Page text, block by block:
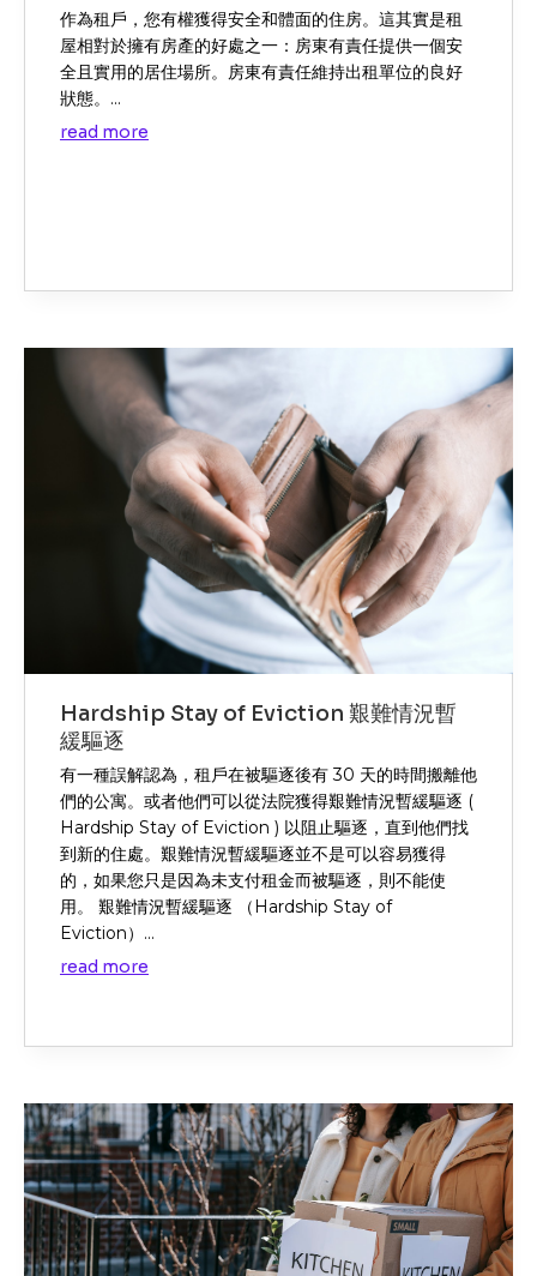
作為租戶，您有權獲得安全和體面的住房。這其實是租
屋相對於擁有房產的好處之一：房東有責任提供一個安
全且實用的居住場所。房東有責任維持出租單位的良好
狀態。...
read more
Hardship Stay of Eviction 艱難情況暫
緩驅逐
有一種誤解認為，租戶在被驅逐後有 30 天的時間搬離他
們的公寓。或者他們可以從法院獲得艱難情況暫緩驅逐 (
Hardship Stay of Eviction ) 以阻止驅逐，直到他們找
到新的住處。艱難情況暫緩驅逐並不是可以容易獲得
的，如果您只是因為未支付租金而被驅逐，則不能使
用。 艱難情況暫緩驅逐 （Hardship Stay of
Eviction）...
read more